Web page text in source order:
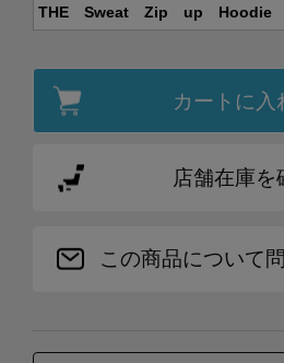
カートに入
店舗在庫を
THE Sweat Zip up Hoodie
この商品について